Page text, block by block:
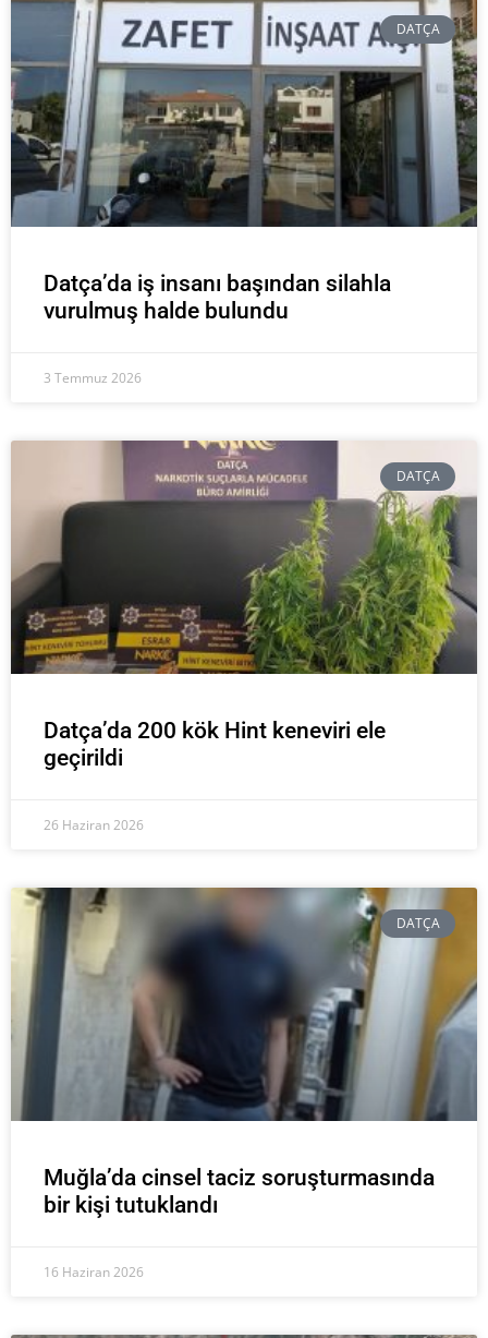
DATÇA
Datça’da iş insanı başından silahla
vurulmuş halde bulundu
3 Temmuz 2026
DATÇA
Datça’da 200 kök Hint keneviri ele
geçirildi
26 Haziran 2026
DATÇA
Muğla’da cinsel taciz soruşturmasında
bir kişi tutuklandı
16 Haziran 2026